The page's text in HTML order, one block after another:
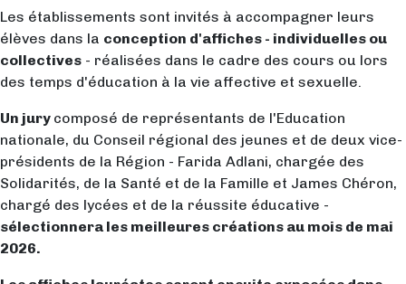
Les établissements sont invités à accompagner leurs
élèves dans la conception d'affiches - individuelles ou
collectives - réalisées dans le cadre des cours ou lors
des temps d'éducation à la vie affective et sexuelle.
Un jury composé de représentants de l'Education
nationale, du Conseil régional des jeunes et de deux vice-
présidents de la Région - Farida Adlani, chargée des
Solidarités, de la Santé et de la Famille et James Chéron,
chargé des lycées et de la réussite éducative -
sélectionnera les meilleures créations au mois de mai
2026.